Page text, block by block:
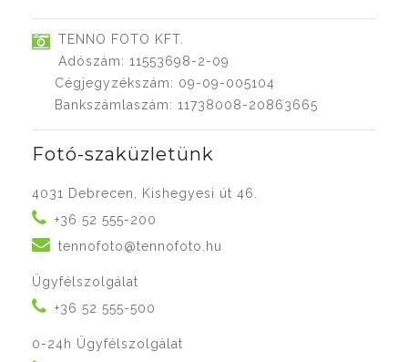
TENNO FOTO KFT.
Adószám: 11553698-2-09
Cégjegyzékszám: 09-09-005104
Bankszámlaszám: 11738008-20863665
Fotó-szaküzletünk
4031 Debrecen, Kishegyesi út 46.
+36 52 555-200
tennofoto@tennofoto.hu
Ügyfélszolgálat
+36 52 555-500
0-24h Ügyfélszolgálat